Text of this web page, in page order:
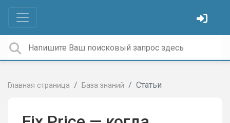
Главная страница База знаний Статьи